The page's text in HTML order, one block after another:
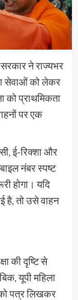
ने राज्यभर
सेवाओं को लेकर
को प्राथमिकता
पर एक
ई-रिक्शा और
नंबर स्पष्ट
होगा। यदि
है, तो उसे वाहन
की दृष्टि से
यूपी महिला
पत्र लिखकर